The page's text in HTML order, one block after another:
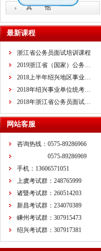
其 他
最新课程
浙江省公务员面试培训课程
2019浙江省（国家）公务…
2018上半年绍兴地区事业…
2018年绍兴事业单位统考…
2018年浙江省公务员面试…
网站客服
咨询热线：0575-89286966
0575-89286969
手机：13606571051
上虞考试群：248765999
诸暨考试群：260514203
新昌考试群：234070389
嵊州考试群：307915473
绍兴考试群：307917381